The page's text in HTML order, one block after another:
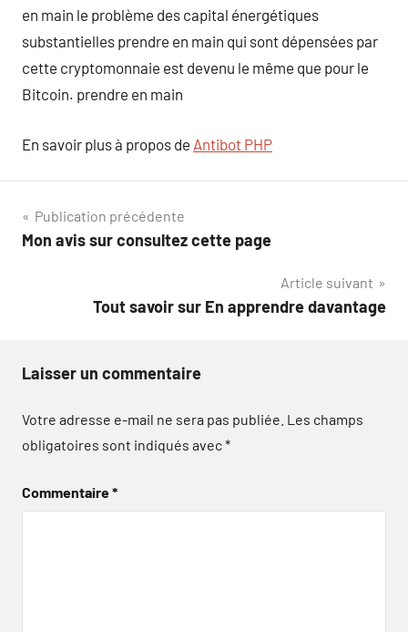
en main le problème des capital énergétiques
substantielles prendre en main qui sont dépensées par
cette cryptomonnaie est devenu le même que pour le
Bitcoin. prendre en main
En savoir plus à propos de Antibot PHP
Navigation
de
Publication précédente
Mon avis sur consultez cette page
Article suivant
Tout savoir sur En apprendre davantage
Laisser un commentaire
Votre adresse e-mail ne sera pas publiée. Les champs
obligatoires sont indiqués avec*
Commentaire*